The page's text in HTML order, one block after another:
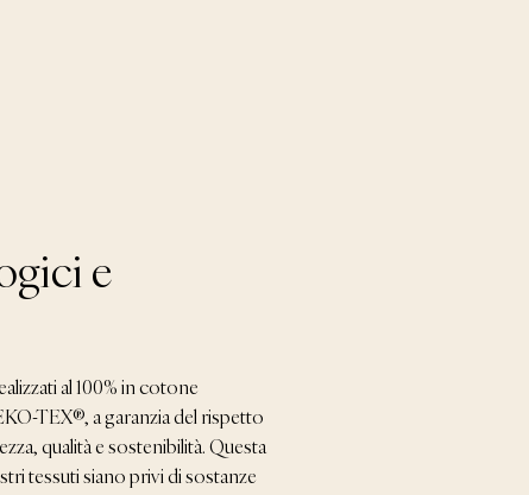
e
al 100% in cotone
TEX®, a garanzia del rispetto
qualità e sostenibilità. Questa
tessuti siano privi di sostanze